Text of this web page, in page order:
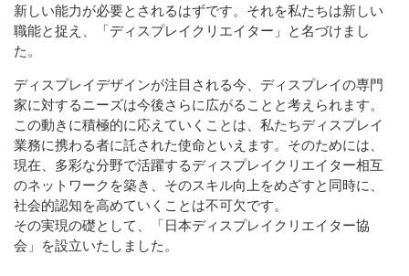
新しい能力が必要とされるはずです。それを私たちは新しい
職能と捉え、「ディスプレイクリエイター」と名づけまし
た。
ディスプレイデザインが注目される今、ディスプレイの専門
家に対するニーズは今後さらに広がることと考えられます。
この動きに積極的に応えていくことは、私たちディスプレイ
業務に携わる者に託された使命といえます。そのためには、
現在、多彩な分野で活躍するディスプレイクリエイター相互
のネットワークを築き、そのスキル向上をめざすと同時に、
社会的認知を高めていくことは不可欠です。
その実現の礎として、「日本ディスプレイクリエイター協
会」を設立いたしました。